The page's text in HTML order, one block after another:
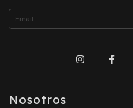
Nosotros